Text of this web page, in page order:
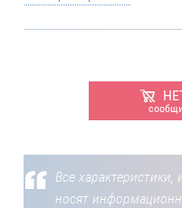
Все
носят